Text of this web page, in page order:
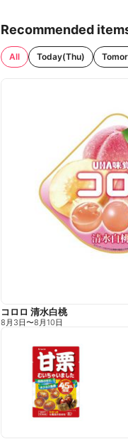
Recommended
All Today(Thu)
コロロ 清水白桃
8月3日〜8月10日